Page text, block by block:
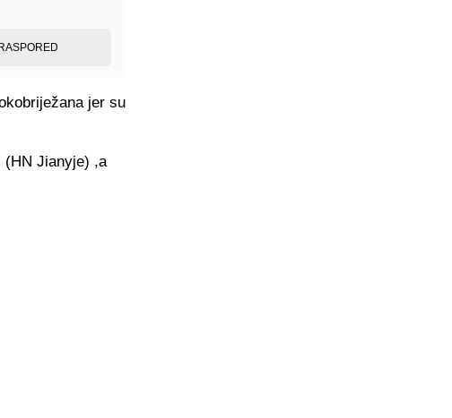
RASPORED
jer su
(HN Jianyje) ,a